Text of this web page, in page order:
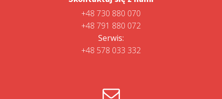
+48 730 880 070
+48 791 880 072
Serwis:
+48 578 033 332